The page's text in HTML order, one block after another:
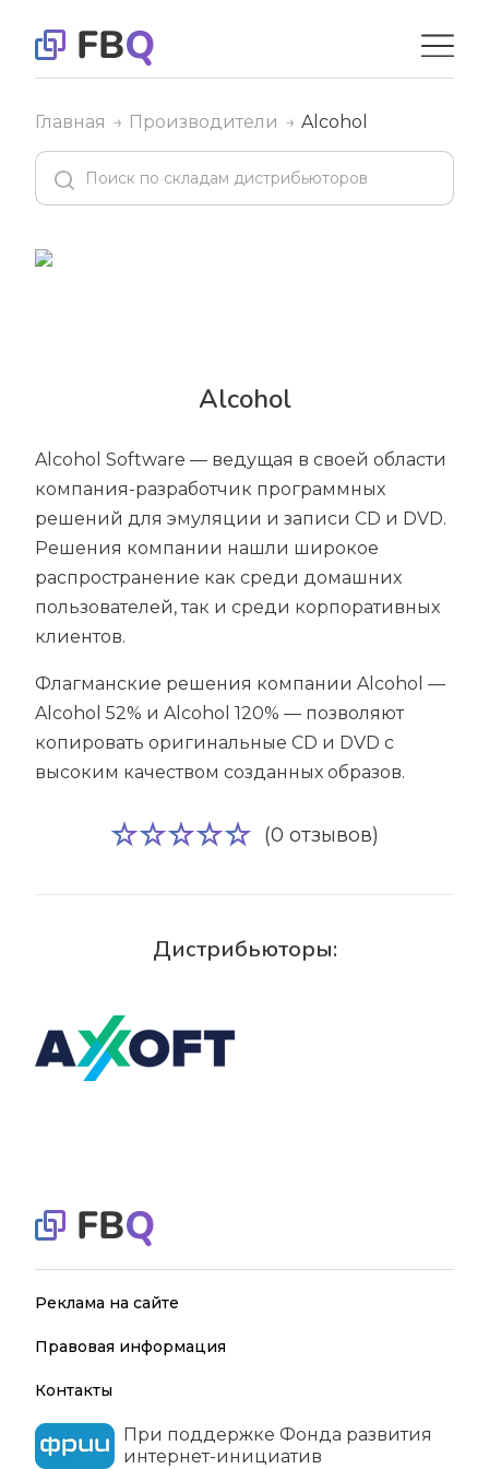
Главная Производители Alcohol
Alcohol
Alcohol Software — ведущая в своей области
компания-разработчик программных
решений для эмуляции и записи CD и DVD.
Решения компании нашли широкое
распространение как среди домашних
пользователей, так и среди корпоративных
клиентов.
Флагманские решения компании Alcohol —
Alcohol 52% и Alcohol 120% — позволяют
копировать оригинальные CD и DVD с
высоким качеством созданных образов.
(0 отзывов)
Дистрибьюторы:
При поддержке Фонда развития
интернет-инициатив
Реклама на сайте
Правовая информация
Контакты